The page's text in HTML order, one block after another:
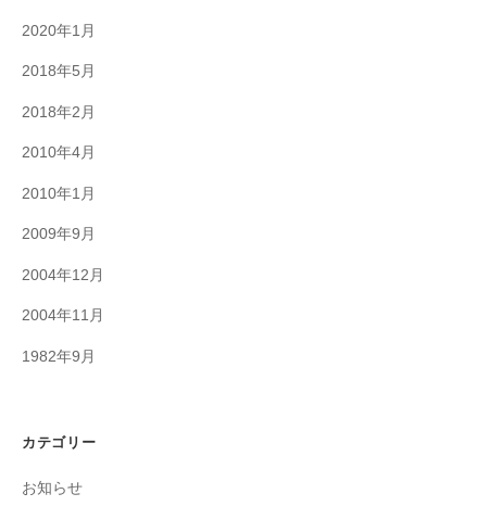
2020年1月
2018年5月
2018年2月
2010年4月
2010年1月
2009年9月
2004年12月
2004年11月
1982年9月
カテゴリー
お知らせ